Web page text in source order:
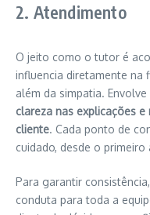
2. Atendimento
O jeito como o tutor é
influencia diretamente na
além da simpatia. Envolve
clareza nas explicações
cliente. Cada ponto de
cuidado, desde o
Para garantir
conduta para toda a